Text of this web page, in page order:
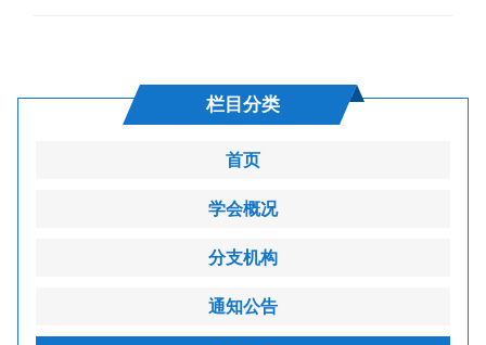
栏目分类
首页
学会概况
分支机构
通知公告